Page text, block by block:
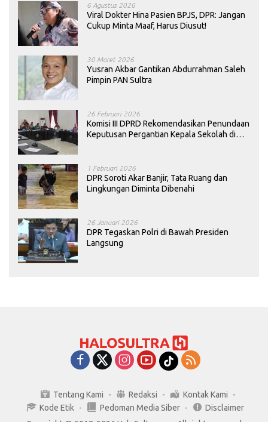
6 Agustus 2026
Viral Dokter Hina Pasien BPJS, DPR: Jangan
Cukup Minta Maaf, Harus Diusut!
30 Maret 2026
Yusran Akbar Gantikan Abdurrahman Saleh
Pimpin PAN Sultra
26 Februari 2026
Komisi III DPRD Rekomendasikan Penundaan
Keputusan Pergantian Kepala Sekolah di
1 Februari 2026
DPR Soroti Akar Banjir, Tata Ruang dan
Lingkungan Diminta Dibenahi
26 Januari 2026
DPR Tegaskan Polri di Bawah Presiden
Langsung
Tentang Kami Redaksi
Kontak Kami
Kode Etik
Pedoman Media Siber
Disclaimer